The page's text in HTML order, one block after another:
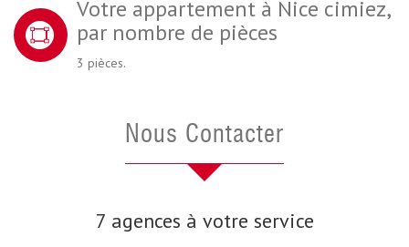
Votre appartement à Nice cimiez,
par nombre de pièces
3 pièces.
Nous Contacter
7 agences à votre service